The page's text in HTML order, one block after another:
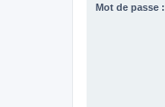
Mot de passe :